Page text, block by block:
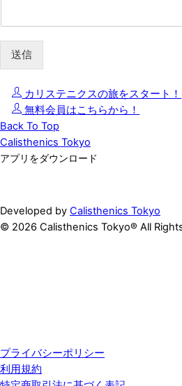
送信
カリステニクスの旅をスタート！
無料会員はこちらから！
Back To Top
Calisthenics Tokyo
アプリをダウンロード
Developed by Calisthenics Tokyo
© 2026 Calisthenics Tokyo® All
プライバシーポリシー
利用規約